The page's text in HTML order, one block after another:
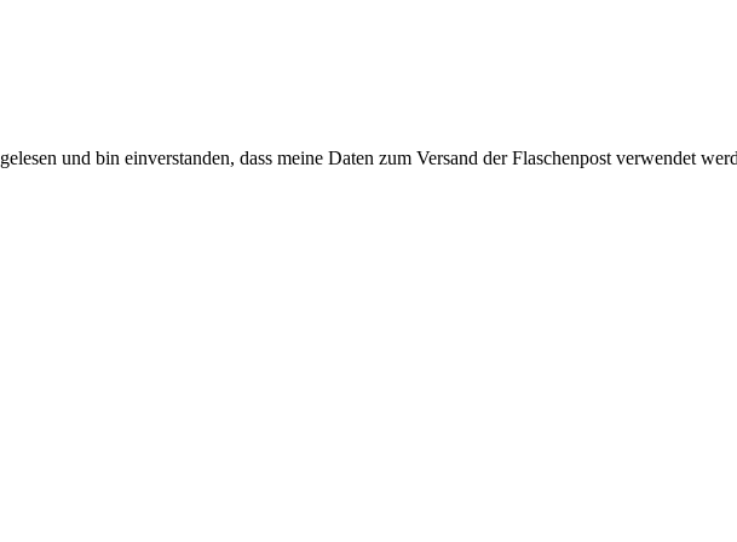
gelesen und bin einverstanden, dass meine Daten zum Versand der Flaschenpost verwendet